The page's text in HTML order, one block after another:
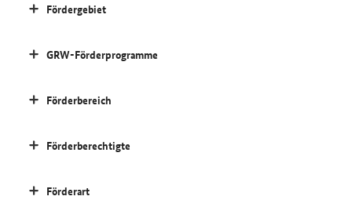
Fördergebiet
GRW-Förderprogramme
Förderbereich
Förderberechtigte
Förderart